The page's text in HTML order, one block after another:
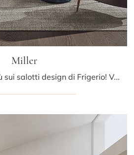
Miller
Clicca e scopri di più sui salotti design di Frigerio! Vari modelli di divani, come Miller, ti attendono.